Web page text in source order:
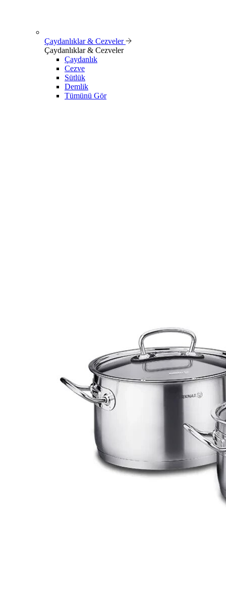
Çaydanlıklar & Cezveler
Çaydanlıklar & Cezveler
Çaydanlık
Cezve
Sütlük
Demlik
Tümünü Gör